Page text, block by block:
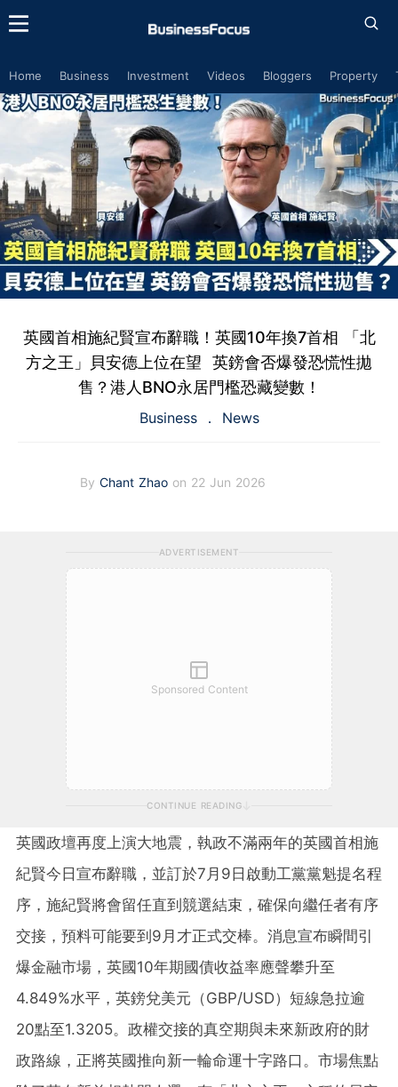
Home Business Investment Videos Bloggers Property
英國首相施紀賢宣布辭職！英國10年換7首相 「北
方之王」貝安德上位在望 英鎊會否爆發恐慌性拋
售？港人BNO永居門檻恐藏變數！
Business News
By Chant Zhao on 22 Jun 2026
ADVERTISEMENT
Sponsored Content
CONTINUE READING
英國政壇再度上演大地震，執政不滿兩年的英國首相施
紀賢今日宣布辭職，並訂於7月9日啟動工黨黨魁提名程
序，施紀賢將會留任直到競選結束，確保向繼任者有序
交接，預料可能要到9月才正式交棒。消息宣布瞬間引
爆金融市場，英國10年期國債收益率應聲攀升至
4.849%水平，英鎊兌美元（GBP/USD）短線急拉逾
20點至1.3205。政權交接的真空期與未來新政府的財
政路線，正將英國推向新一輪命運十字路口。市場焦點